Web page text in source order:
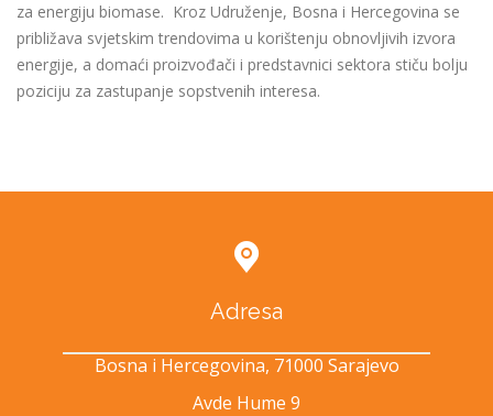
za energiju biomase. Kroz Udruženje, Bosna i Hercegovina se
približava svjetskim trendovima u korištenju obnovljivih izvora
energije, a domaći proizvođači i predstavnici sektora stiču bolju
poziciju za zastupanje sopstvenih interesa.
Adresa
Bosna i Hercegovina, 71000 Sarajevo
Avde Hume 9